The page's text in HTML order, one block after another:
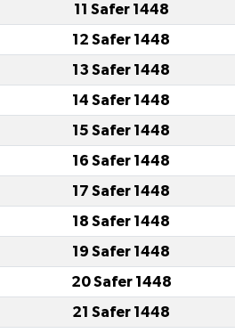
11 Safer 1448
12 Safer 1448
13 Safer 1448
14 Safer 1448
15 Safer 1448
16 Safer 1448
17 Safer 1448
18 Safer 1448
19 Safer 1448
20 Safer 1448
21 Safer 1448